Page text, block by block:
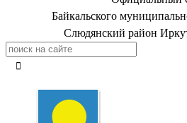
Байкальского
Слюдянский район